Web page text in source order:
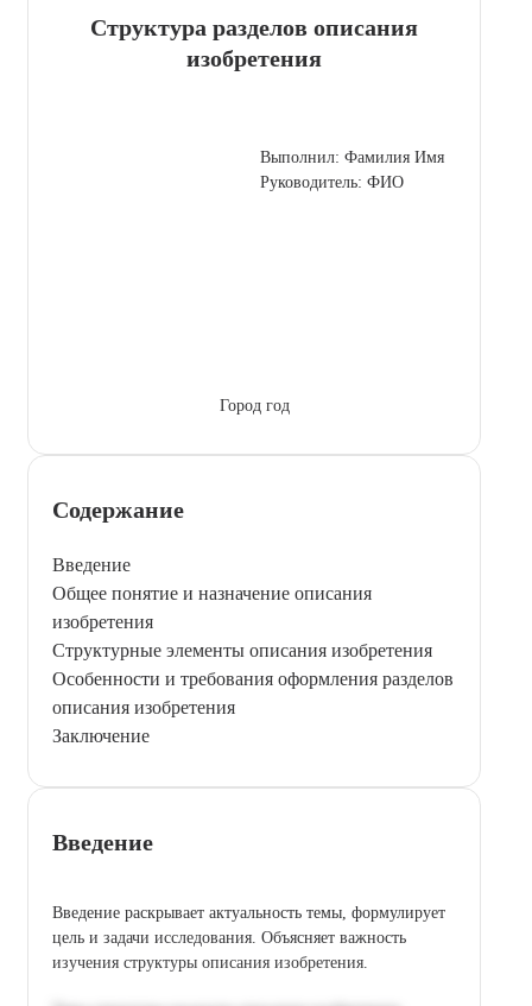
Структура разделов описания
изобретения
Выполнил: Фамилия Имя
Руководитель: ФИО
Город год
Содержание
Введение
Общее понятие и назначение описания
изобретения
Структурные элементы описания изобретения
Особенности и требования оформления разделов
описания изобретения
Заключение
Введение
Введение раскрывает актуальность темы, формулирует
цель и задачи исследования. Объясняет важность
изучения структуры описания изобретения.